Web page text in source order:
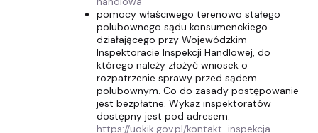
pomocy właściwego terenowo stałego
polubownego sądu konsumenckiego
działającego przy Wojewódzkim
Inspektoracie Inspekcji Handlowej, do
którego należy złożyć wniosek o
rozpatrzenie sprawy przed sądem
polubownym. Co do zasady postępowanie
jest bezpłatne. Wykaz inspektoratów
dostępny jest pod adresem:
https://uokik.gov.pl/kontakt-inspekcja-